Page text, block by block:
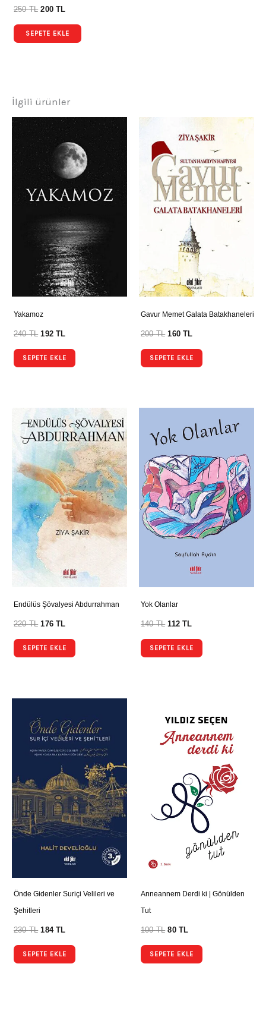
250TL 200TL
SEPETE EKLE
İlgili ürünler
Yakamoz
240TL 192TL
SEPETE EKLE
Gavur Memet Galata Batakhaneleri
200TL 160TL
SEPETE EKLE
Endülüs Şövalyesi Abdurrahman
220TL 176TL
SEPETE EKLE
Yok Olanlar
140TL 112TL
SEPETE EKLE
Önde Gidenler Suriçi Velileri ve
Şehitleri
230TL 184TL
SEPETE EKLE
Anneannem Derdi ki | Gönülden
Tut
100TL 80TL
SEPETE EKLE